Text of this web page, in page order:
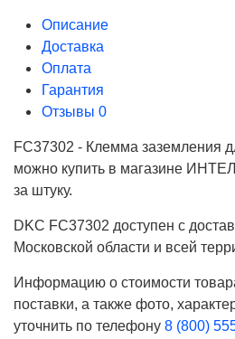
Описание
Доставка
Оплата
Гарантия
Отзывы 0
FC37302 - Клемма заземления
можно купить в магазине
за штуку.
DKC FC37302 доступен с
Московской области и всей
Информацию о стоимости
поставки, а также фото,
уточнить по телефону 8 (800)